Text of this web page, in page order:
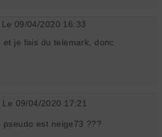
09/04/2020 16:33
je fais du telemark, donc
09/04/2020 17:21
est neige73 ???